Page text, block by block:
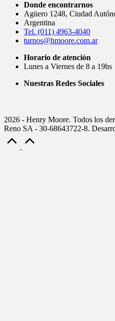
Donde encontrarnos
Agüero 1248, Ciudad
Argentina
Tel. (011) 4963-4040
turnos@hmoore.com.ar
Horario de atención
Lunes a Viernes de 8 a 19hs
Nuestras Redes Sociales
2026 - Henry Moore. Todos los
Reno SA - 30-68643722-8.